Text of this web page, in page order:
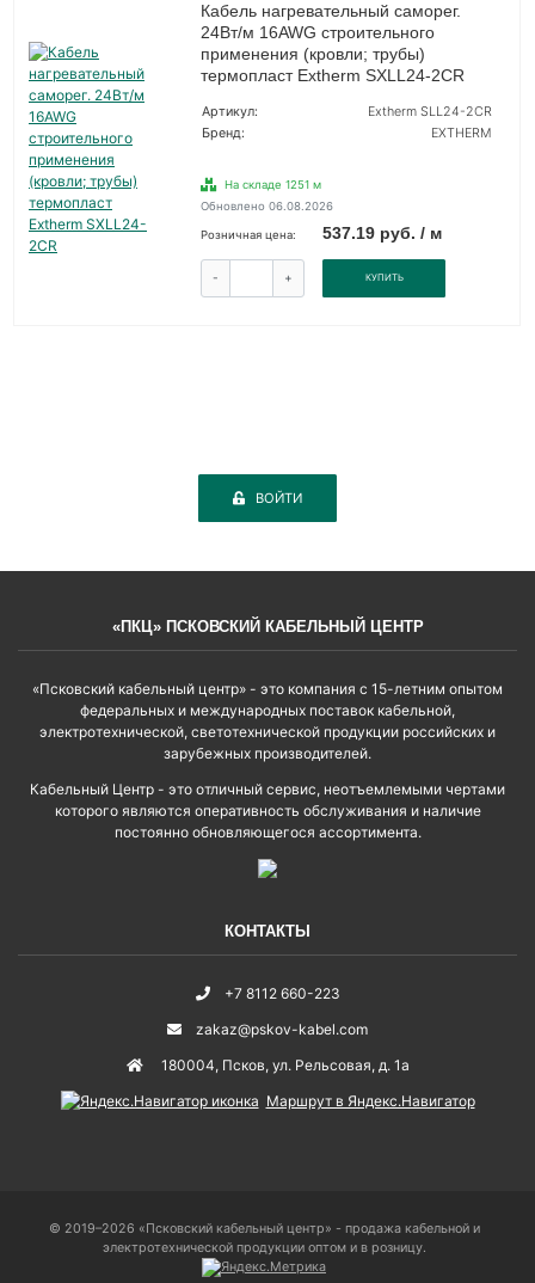
Кабель нагревательный саморег.
24Вт/м 16AWG строительного
применения (кровли; трубы)
термопласт Extherm SXLL24-2CR
Артикул:
Extherm SLL24-2CR
Бренд:
EXTHERM
На складе 1251 м
Обновлено 06.08.2026
Розничная цена: 537.19 руб. / м
- + КУПИТЬ
ВОЙТИ
«ПКЦ» ПСКОВСКИЙ КАБЕЛЬНЫЙ ЦЕНТР
«Псковский кабельный центр» - это компания с 15-летним опытом
федеральных и международных поставок кабельной,
электротехнической, светотехнической продукции российских и
зарубежных производителей.
Кабельный Центр - это отличный сервис, неотъемлемыми чертами
которого являются оперативность обслуживания и наличие
постоянно обновляющегося ассортимента.
КОНТАКТЫ
+7 8112 660-223
zakaz@pskov-kabel.com
180004, Псков, ул. Рельсовая, д. 1а
Маршрут в Яндекс.Навигатор
© 2019–2026 «Псковский кабельный центр» - продажа кабельной и
электротехнической продукции оптом и в розницу.